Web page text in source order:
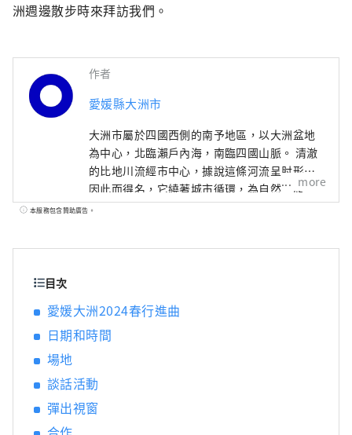
洲週邊散步時來拜訪我們。
作者
愛媛縣大洲市
大洲市屬於四國西側的南予地區，以大洲盆地
為中心，北臨瀨戶內海，南臨四國山脈。 清澈
的比地川流經市中心，據說這條河流呈肘形，
因此而得名，它繞著城市循環，為自然、歷
史、文化和社會帶來了許多福祉。 江戶時代，
more
本服務包含贊助廣告。
目次
愛媛大洲2024春行進曲
日期和時間
場地
談話活動
彈出視窗